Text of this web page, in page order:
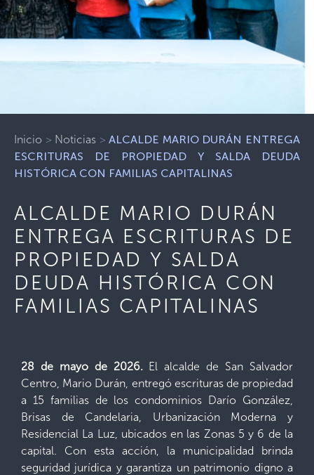
Inicio > Noticias >ALCALDE MARIO DURÁN ENTREGA
ESCRITURAS DE PROPIEDAD Y SALDA DEUDA
HISTÓRICA CON FAMILIAS CAPITALINAS
ALCALDE MARIO DURÁN
ENTREGA ESCRITURAS DE
PROPIEDAD Y SALDA
DEUDA HISTÓRICA CON
FAMILIAS CAPITALINAS
28 de mayo de 2026.El alcalde de San Salvador
Centro, Mario Durán, entregó escrituras de propiedad
a 15 familias de los condominios Darío González,
Brisas de Candelaria, Urbanización Moderna y
Residencial La Luz, ubicados en las Zonas 5 y 6 de la
capital. Con esta acción, la municipalidad brinda
seguridad jurídica y garantiza un patrimonio digno a